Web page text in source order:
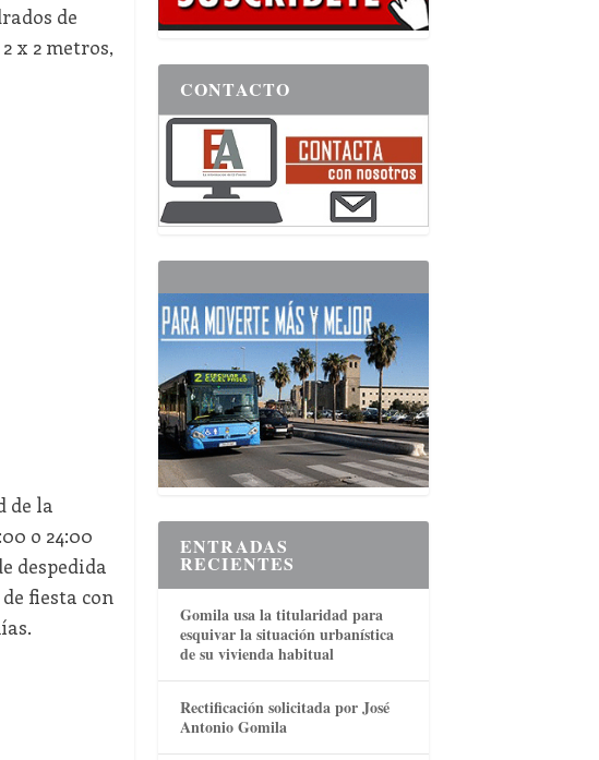
de
x 2 metros,
de la
o 24:00
despedida
fiesta con
CONTACTO
ENTRADAS
RECIENTES
Gomila usa la titularidad para
esquivar la situación urbanística
de su vivienda habitual
Rectificación solicitada por José
Antonio Gomila